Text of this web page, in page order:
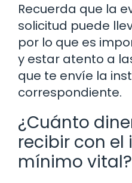
Recuerda que la
solicitud puede
por lo que es
y estar atento a
que te envíe la
correspondiente.
¿Cuánto
recibir con el
mínimo vital?